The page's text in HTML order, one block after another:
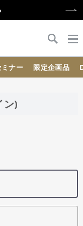
ミナー 限定企画品
ン)